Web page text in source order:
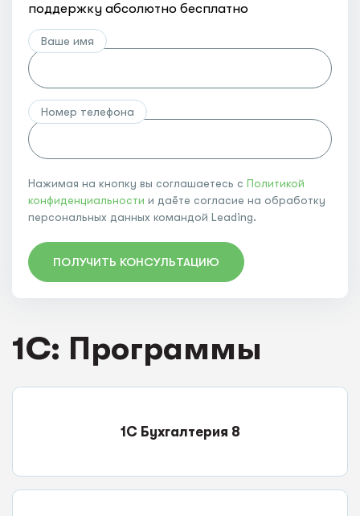
поддержку абсолютно бесплатно
Ваше имя
Номер телефона
Нажимая на кнопку вы соглашаетесь с Политикой
конфиденциальности и даёте согласие на обработку
персональных данных командой Leading.
ПОЛУЧИТЬ КОНСУЛЬТАЦИЮ
1C: Программы
1С Бухгалтерия 8